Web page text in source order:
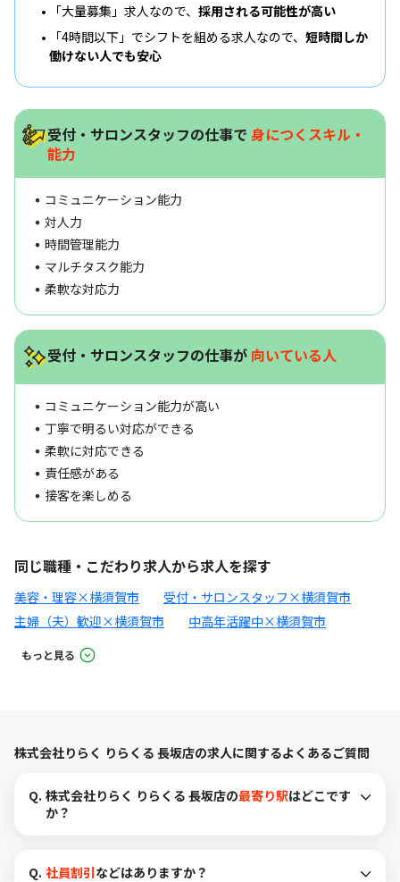
「大量募集」求人なので、 採用される可能性が高い
「4時間以下」でシフトを組める求人なので、 短時間しか
働けない人でも安心
受付・サロンスタッフの仕事で 身につくスキル・
能力
コミュニケーション能力
対人力
時間管理能力
マルチタスク能力
柔軟な対応力
受付・サロンスタッフの仕事が 向いている人
コミュニケーション能力が高い
丁寧で明るい対応ができる
柔軟に対応できる
責任感がある
接客を楽しめる
同じ職種・こだわり求人から求人を探す
美容・理容×横須賀市
受付・サロンスタッフ×横須賀市
主婦（夫）歓迎×横須賀市
中高年活躍中×横須賀市
もっと見る
株式会社りらく りらくる 長坂店の求人に関するよくあるご質問
Q. 株式会社りらく りらくる 長坂店の最寄り駅はどこです
か？
Q. 社員割引などはありますか？